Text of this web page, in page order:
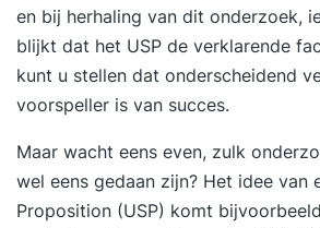
werkomgeving. Realistische
direct herkenbaar zijn. Gericht
zonder langdurige opleidingstrajecten.
Na deze training denk, praat en
over financiële vraagstukken. Je
de belangrijkste onderdelen van
management, zoals balans,
en bij herhaling van dit onderzoek,
blijkt dat het USP de verklarende
kunt u stellen dat onderscheidend
voorspeller is van succes.
Maar wacht eens even, zulk
wel eens gedaan zijn? Het idee van
Proposition (USP) komt